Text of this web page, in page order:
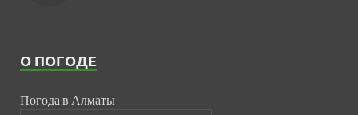
О ПОГОДЕ
Погода в Алматы